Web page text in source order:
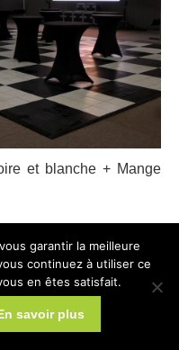
et blanche + Mange
garantir la meilleure
continuez à utiliser ce
en êtes satisfait.
savoir plus